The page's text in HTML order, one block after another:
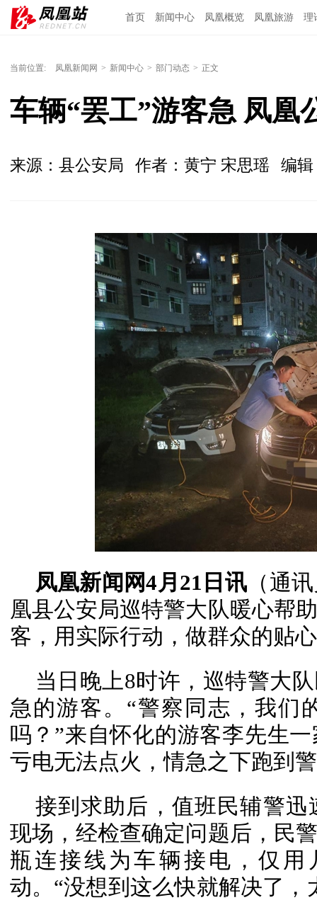
首页 新闻中心 凤凰概览 凤凰旅游 理
当前位置: 凤凰新闻网 > 新闻中心 > 部门动态 > 正文
车辆“罢工”游客急 凤凰
来源：县公安局 作者：黄宁 宋思瑶 编
凤凰新闻网4月21日讯 （通
凰县公安局巡特警大队暖心帮
客，用实际行动，做群众的贴
当日晚上8时许，巡特警大
急的游客。“警察同志，我们
吗？”来自怀化的游客李先生
亏电无法点火，情急之下跑到
接到求助后，值班民辅警
现场，经检查确定问题后，民
瓶连接线为车辆接电，仅
动。“没想到这么快就解决了